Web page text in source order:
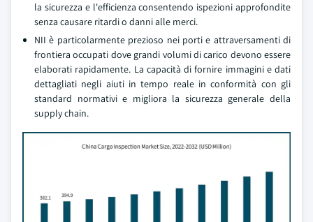
la sicurezza e l'efficienza consentendo ispezioni approfondite
senza causare ritardi o danni alle merci.
NII è particolarmente prezioso nei porti e attraversamenti di
frontiera occupati dove grandi volumi di carico devono essere
elaborati rapidamente. La capacità di fornire immagini e dati
dettagliati negli aiuti in tempo reale in conformità con gli
standard normativi e migliora la sicurezza generale della
supply chain.